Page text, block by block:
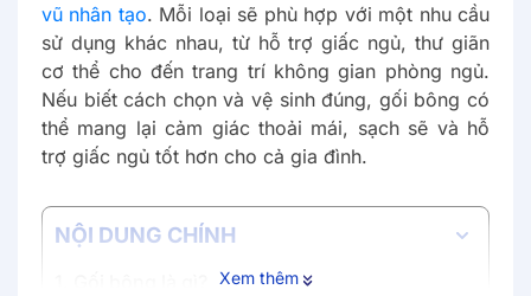
vũ nhân tạo. Mỗi loại sẽ phù hợp với một nhu cầu
sử dụng khác nhau, từ hỗ trợ giấc ngủ, thư giãn
cơ thể cho đến trang trí không gian phòng ngủ.
Nếu biết cách chọn và vệ sinh đúng, gối bông có
thể mang lại cảm giác thoải mái, sạch sẽ và hỗ
trợ giấc ngủ tốt hơn cho cả gia đình.
NỘI DUNG CHÍNH
Xem thêm